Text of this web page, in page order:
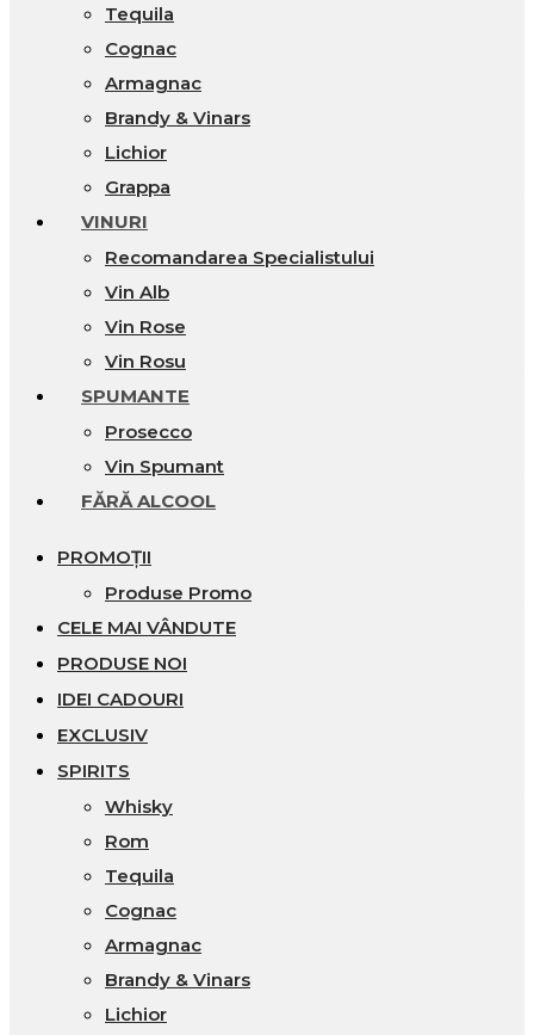
Tequila
Cognac
Armagnac
Brandy & Vinars
Lichior
Grappa
VINURI
Recomandarea Specialistului
Vin Alb
Vin Rose
Vin Rosu
SPUMANTE
Prosecco
Vin Spumant
FĂRĂ ALCOOL
PROMOȚII
Produse Promo
CELE MAI VÂNDUTE
PRODUSE NOI
IDEI CADOURI
EXCLUSIV
SPIRITS
Whisky
Rom
Tequila
Cognac
Armagnac
Brandy & Vinars
Lichior